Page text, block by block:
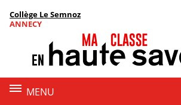
Menu de la rubrique
Contenu
Collège Le Semnoz
ANNECY
MENU